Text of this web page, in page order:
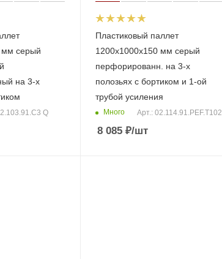
мм серый
на 3-х
Q
Пластиковый паллет
1200х1000х150 мм серый
перфорированн. на 3-х
полозьяx с бортиком и 1-ой
трубой усиления
Много Арт.: 02.114.91.PEF.Т102
8 085₽/шт